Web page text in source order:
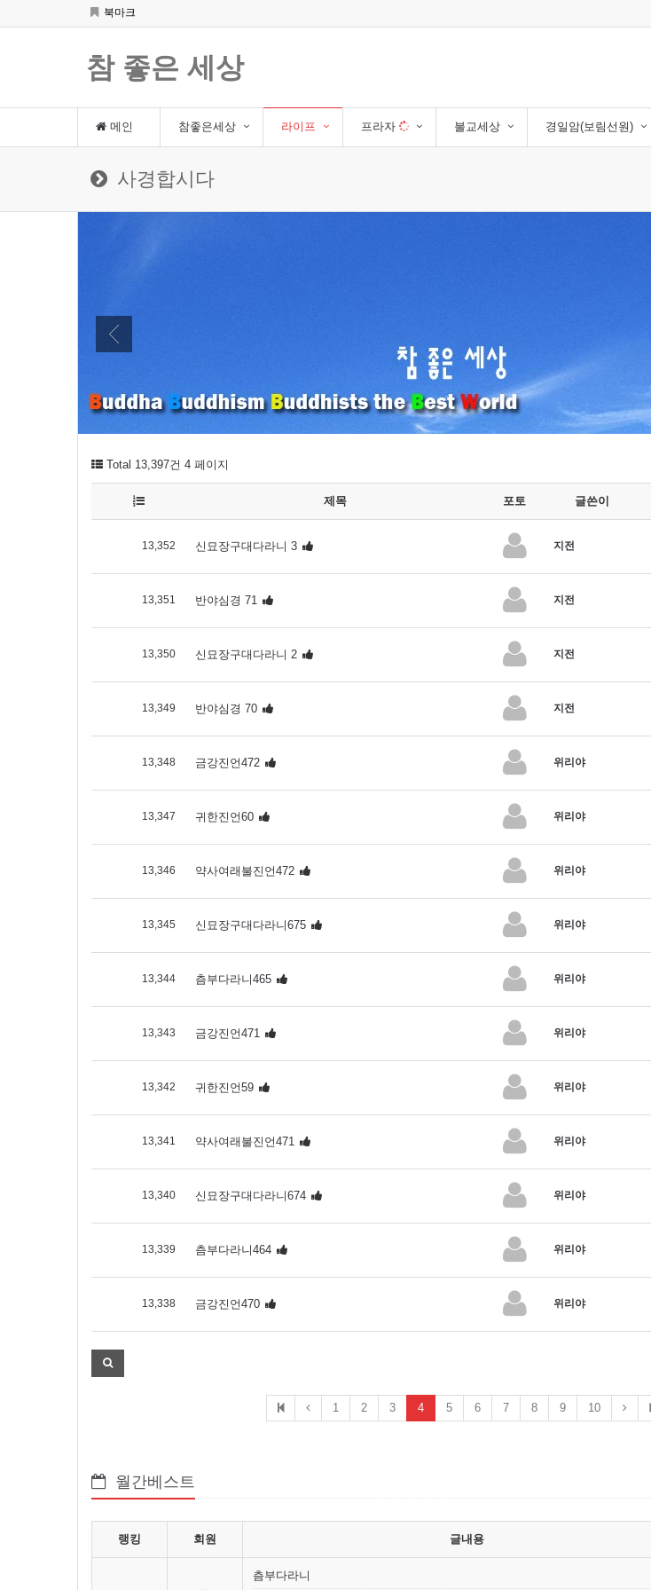
북마크
참 좋은 세상
메인 참좋은세상 라이프 프라자 불교세상 경일암(보림선원)
사경합시다
Total 13,397건 4 페이지
제목 포토 글쓴이
13,352 신묘장구대다라니 3 지전
13,351 반야심경 71 지전
13,350 신묘장구대다라니 2 지전
13,349 반야심경 70 지전
13,348 금강진언472 위리야
13,347 귀한진언60 위리야
13,346 약사여래불진언472 위리야
13,345 신묘장구대다라니675 위리야
13,344 츰부다라니465 위리야
13,343 금강진언471 위리야
13,342 귀한진언59 위리야
13,341 약사여래불진언471 위리야
13,340 신묘장구대다라니674 위리야
13,339 츰부다라니464 위리야
13,338 금강진언470 위리야
1 2 3 4 5 6 7 8 9 10
월간베스트
랭킹 회원 글내용
츰부다라니